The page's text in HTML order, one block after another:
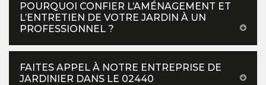
POURQUOI CONFIER L’AMÉNAGEMENT ET
L’ENTRETIEN DE VOTRE JARDIN À UN
PROFESSIONNEL ?
FAITES APPEL À NOTRE ENTREPRISE DE
JARDINIER DANS LE 02440